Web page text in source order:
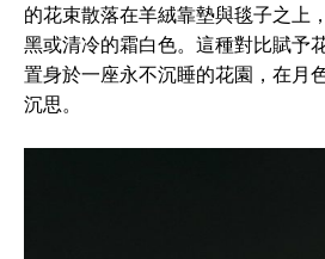
的花束散落在羊絨靠墊與毯子之上
黑或清冷的霜白色。這種對比賦予
置身於一座永不沉睡的花園，在月
沉思。